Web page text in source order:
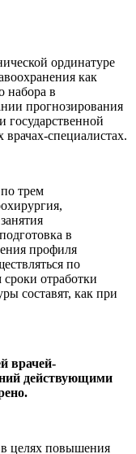
ординатуре
как
набора в
прогнозирования
государственной
специалистах.
трем
в
профиля
по
отработки
составят, как при
врачей-
действующими
целях повышения